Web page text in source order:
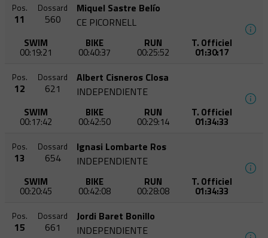
Pos.
11
Dossard
560
Miquel Sastre Belío
CE PICORNELL
SWIM
00:19:21
BIKE
00:40:37
RUN
00:25:52
T. Officiel
01:30:17
Pos.
12
Dossard
621
Albert Cisneros Closa
INDEPENDIENTE
SWIM
00:17:42
BIKE
00:42:50
RUN
00:29:14
T. Officiel
01:34:33
Pos.
13
Dossard
654
Ignasi Lombarte Ros
INDEPENDIENTE
SWIM
00:20:45
BIKE
00:42:08
RUN
00:28:08
T. Officiel
01:34:33
Pos.
15
Dossard
661
Jordi Baret Bonillo
INDEPENDIENTE